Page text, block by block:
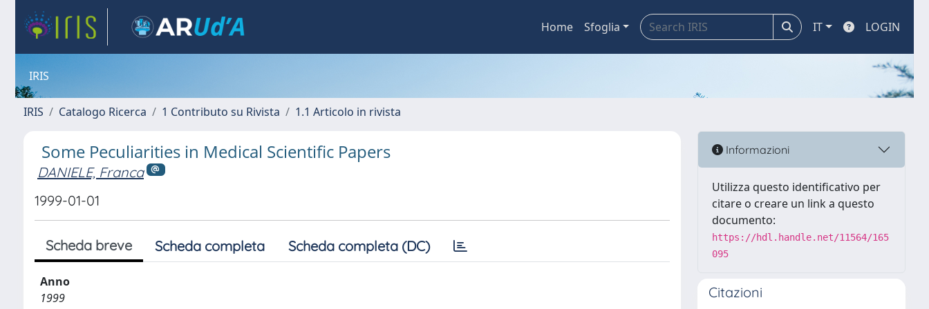
Home Sfoglia IT LOGIN
IRIS
IRIS Catalogo Ricerca 1 Contributo su Rivista 1.1 Articolo in rivista
Some Peculiarities in Medical Scientific Papers
DANIELE, Franca
1999-01-01
Scheda breve Scheda completa Scheda completa (DC)
Anno
1999
Informazioni
Utilizza questo identificativo per
citare o creare un link a questo
documento:
https://hdl.handle.net/11564/165
095
Citazioni